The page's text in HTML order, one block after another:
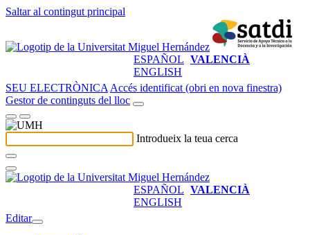
Saltar al contingut principal
ESPAÑOL VALENCIÀ
ENGLISH
SEU ELECTRÒNICA Accés identificat (obri en nova finestra)
Gestor de continguts del lloc
Introdueix la teua cerca
ESPAÑOL VALENCIÀ
ENGLISH
Editar